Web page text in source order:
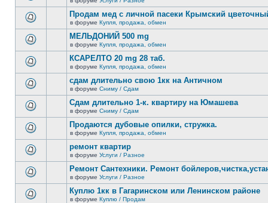
новых
непрочитанных
сообщений.
новых
непрочитанных
сообщений.
новых
непрочитанных
сообщений.
Продам мед с личной пасеки Крымский
в форуме Купля, продажа, обмен
новых
непрочитанных
сообщений.
МЕЛЬДОНИЙ 500 mg
в форуме Купля, продажа, обмен
новых
непрочитанных
сообщений.
КСАРЕЛТО 20 mg 28 таб.
в форуме Купля, продажа, обмен
новых
непрочитанных
сообщений.
сдам длительно свою 1кк на Античном
в форуме Сниму / Сдам
новых
непрочитанных
сообщений.
Сдам длительно 1-к. квартиру на Юмашева
в форуме Сниму / Сдам
новых
непрочитанных
сообщений.
Продаются дубовые опилки, стружка.
в форуме Купля, продажа, обмен
новых
непрочитанных
сообщений.
ремонт квартир
в форуме Услуги / Разное
Ремонт Сантехники. Ремонт
в форуме Услуги / Разное
Куплю 1кк в Гагаринском или Ленинском районе
в форуме Куплю / Продам